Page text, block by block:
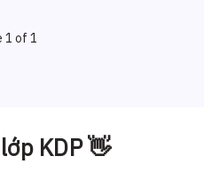
1 of 1
KDP 👋